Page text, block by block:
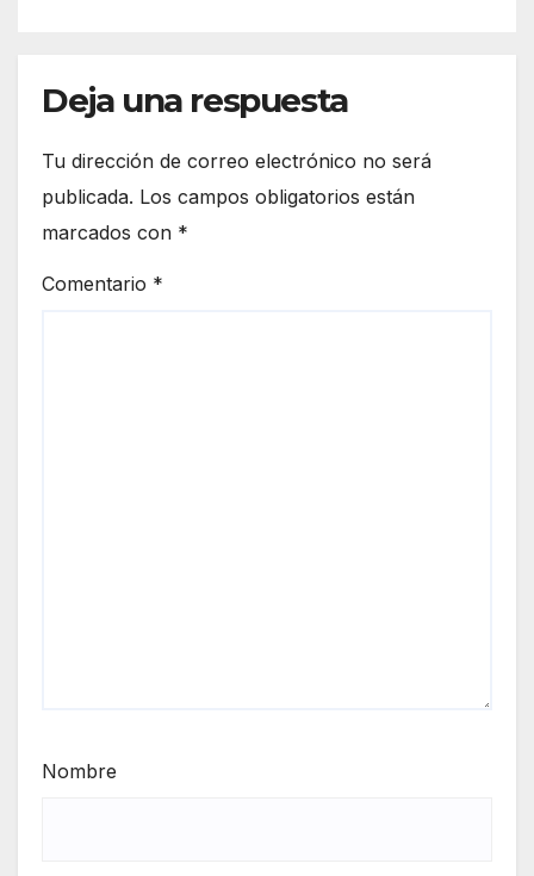
Deja una respuesta
Tu dirección de correo electrónico no será
publicada. Los campos obligatorios están
marcados con *
Comentario *
Nombre